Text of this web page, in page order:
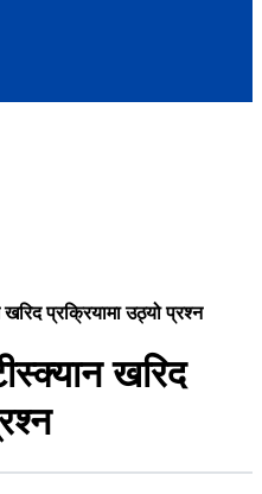
प्रक्रियामा उठ्यो प्रश्न
खरिद